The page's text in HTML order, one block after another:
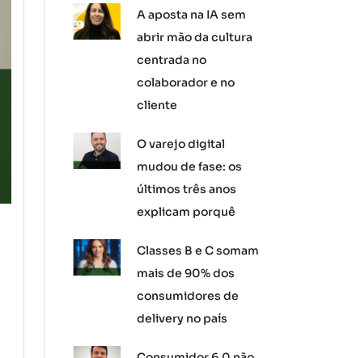
A aposta na IA sem
abrir mão da cultura
centrada no
colaborador e no
cliente
O varejo digital
mudou de fase: os
últimos três anos
explicam porquê
Classes B e C somam
mais de 90% dos
consumidores de
delivery no país